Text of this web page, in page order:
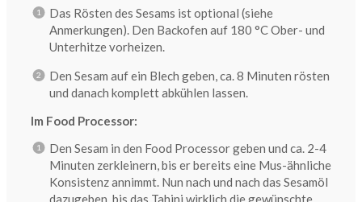
Das Rösten des Sesams ist optional (siehe
Anmerkungen). Den Backofen auf 180 °C Ober- und
Unterhitze vorheizen.
Den Sesam auf ein Blech geben, ca. 8 Minuten rösten
und danach komplett abkühlen lassen.
Im Food Processor:
Den Sesam in den Food Processor geben und ca. 2-4
Minuten zerkleinern, bis er bereits eine Mus-ähnliche
Konsistenz annimmt. Nun nach und nach das Sesamöl
dazugeben, bis das Tahini wirklich die gewünschte,